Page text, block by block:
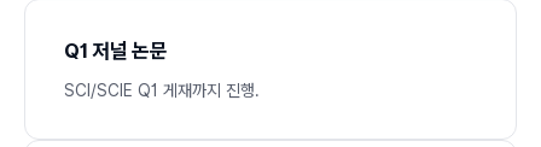
Q1 저널 논문
SCI/SCIE Q1 게재까지 진행.